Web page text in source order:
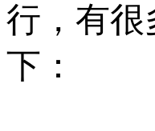
行，有很
下：